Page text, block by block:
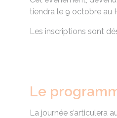
tiendra le 9 octobre au
Les inscriptions sont
Le
La journée s’articulera